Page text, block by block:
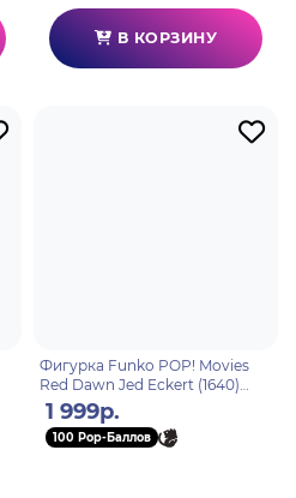
В КОРЗИНУ
Фигурка Funko POP! Movies
Red Dawn Jed Eckert (1640)
81170
1 999р.
100 Pop-Баллов